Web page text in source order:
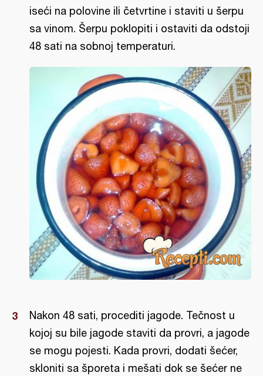
iseći na polovine ili četvrtine i staviti u šerpu
sa vinom. Šerpu poklopiti i ostaviti da odstoji
48 sati na sobnoj temperaturi.
Nakon 48 sati, procediti jagode. Tečnost u
kojoj su bile jagode staviti da provri, a jagode
se mogu pojesti. Kada provri, dodati šećer,
skloniti sa šporeta i mešati dok se šećer ne